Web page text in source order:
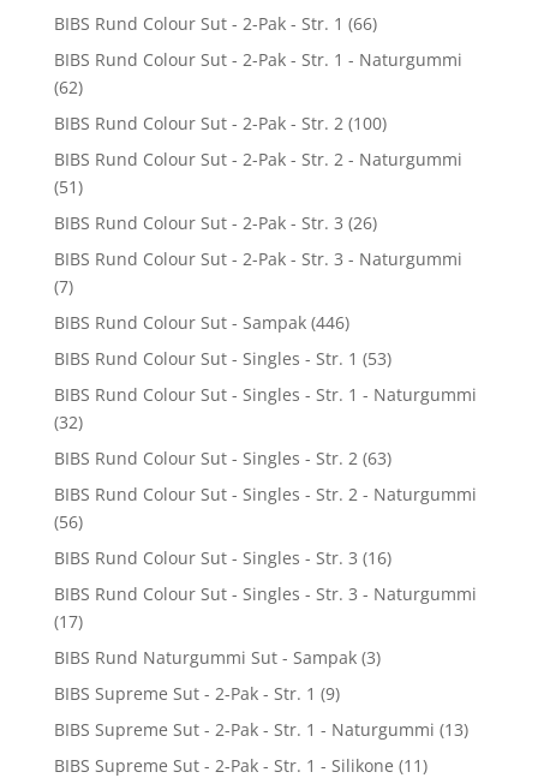
BIBS Rund Colour Sut - 2-Pak - Str. 1 (66)
BIBS Rund Colour Sut - 2-Pak - Str. 1 - Naturgummi
(62)
BIBS Rund Colour Sut - 2-Pak - Str. 2 (100)
BIBS Rund Colour Sut - 2-Pak - Str. 2 - Naturgummi
(51)
BIBS Rund Colour Sut - 2-Pak - Str. 3 (26)
BIBS Rund Colour Sut - 2-Pak - Str. 3 - Naturgummi
(7)
BIBS Rund Colour Sut - Sampak (446)
BIBS Rund Colour Sut - Singles - Str. 1 (53)
BIBS Rund Colour Sut - Singles - Str. 1 - Naturgummi
(32)
BIBS Rund Colour Sut - Singles - Str. 2 (63)
BIBS Rund Colour Sut - Singles - Str. 2 - Naturgummi
(56)
BIBS Rund Colour Sut - Singles - Str. 3 (16)
BIBS Rund Colour Sut - Singles - Str. 3 - Naturgummi
(17)
BIBS Rund Naturgummi Sut - Sampak (3)
BIBS Supreme Sut - 2-Pak - Str. 1 (9)
BIBS Supreme Sut - 2-Pak - Str. 1 - Naturgummi (13)
BIBS Supreme Sut - 2-Pak - Str. 1 - Silikone (11)